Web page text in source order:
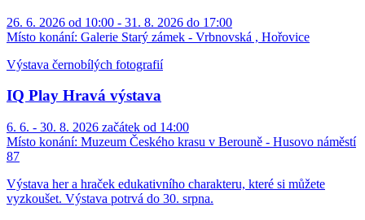
26. 6. 2026 od 10:00 - 31. 8. 2026 do 17:00
Místo konání: Galerie Starý zámek - Vrbnovská , Hořovice
Výstava černobílých fotografií
IQ Play Hravá výstava
6. 6. - 30. 8. 2026 začátek od 14:00
Místo konání: Muzeum Českého krasu v Berouně - Husovo náměstí
87
Výstava her a hraček edukativního charakteru, které si můžete
vyzkoušet. Výstava potrvá do 30. srpna.